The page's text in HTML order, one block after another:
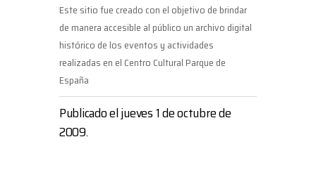
Este sitio fue creado con el objetivo de brindar
de manera accesible al público un archivo digital
histórico de los eventos y actividades
realizadas en el Centro Cultural Parque de
España
Publicado el jueves 1 de octubre de
2009.